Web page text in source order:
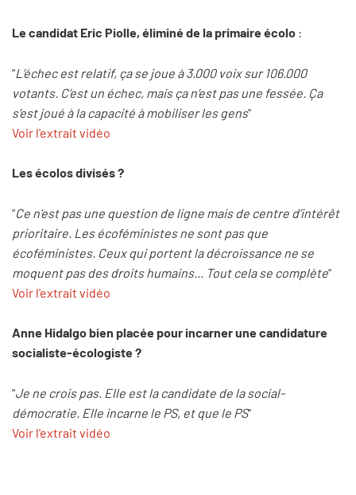
Le candidat Eric Piolle, éliminé de la primaire écolo :
"L’échec est relatif, ça se joue à 3.000 voix sur 106.000
votants. C’est un échec, mais ça n’est pas une fessée. Ça
s’est joué à la capacité à mobiliser les gens"
Voir l'extrait vidéo
Les écolos divisés ?
"Ce n’est pas une question de ligne mais de centre d’intérêt
prioritaire. Les écoféministes ne sont pas que
écoféministes. Ceux qui portent la décroissance ne se
moquent pas des droits humains... Tout cela se complète"
Voir l'extrait vidéo
Anne Hidalgo bien placée pour incarner une candidature
socialiste-écologiste ?
"Je ne crois pas. Elle est la candidate de la social-
démocratie. Elle incarne le PS, et que le PS"
Voir l'extrait vidéo